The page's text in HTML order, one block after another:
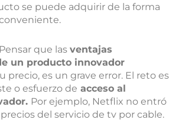
se puede adquirir de la forma
Pensar que lasventajas
un producto innovador
precio, es un grave error. El reto es
o esfuerzo de acceso al
Por ejemplo, Netflix no entró
del servicio de tv por cable.